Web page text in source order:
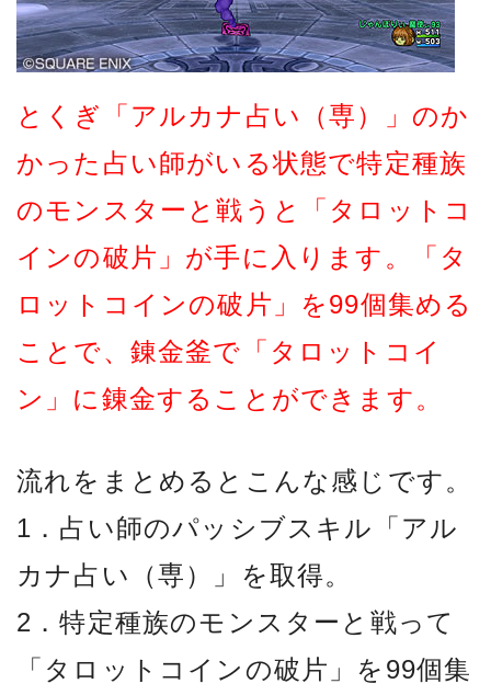
とくぎ「アルカナ占い（専）」のか
かった占い師がいる状態で特定種族
のモンスターと戦うと「タロットコ
インの破片」が手に入ります。「タ
ロットコインの破片」を99個集める
ことで、錬金釜で「タロットコイ
ン」に錬金することができます。
流れをまとめるとこんな感じです。
1．占い師のパッシブスキル「アル
カナ占い（専）」を取得。
2．特定種族のモンスターと戦って
「タロットコインの破片」を99個集